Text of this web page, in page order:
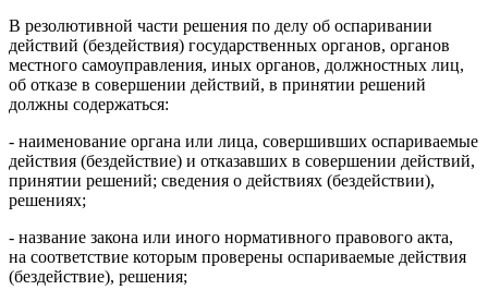
В резолютивной части решения по делу об оспаривании
действий (бездействия) государственных органов, органов
местного самоуправления, иных органов, должностных лиц,
об отказе в совершении действий, в принятии решений
должны содержаться:
- наименование органа или лица, совершивших оспариваемые
действия (бездействие) и отказавших в совершении действий,
принятии решений; сведения о действиях (бездействии),
решениях;
- название закона или иного нормативного правового акта,
на соответствие которым проверены оспариваемые действия
(бездействие), решения;